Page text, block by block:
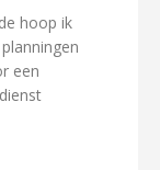
hoop ik
een